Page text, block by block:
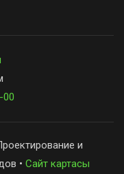
00
и
• Сайт картасы